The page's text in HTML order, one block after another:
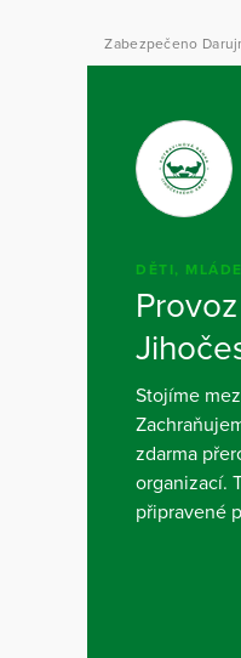
Zabezpečeno
DĚTI,
Stojíme
zdarma
organizací.
připravené